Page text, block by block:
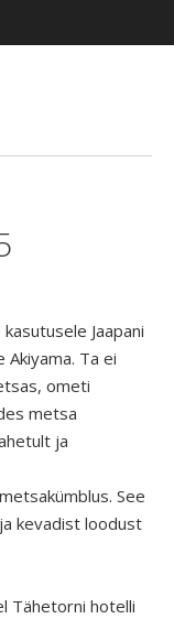
Jaapani
Ta ei
ometi
metsa
ja
See
kevadist loodust
Tähetorni hotelli